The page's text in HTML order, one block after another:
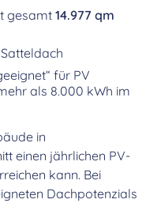
gesamt 14.977 qm
für PV
als 8.000 kWh im
in
einen jährlichen PV-
kann. Bei
Dachpotenzials